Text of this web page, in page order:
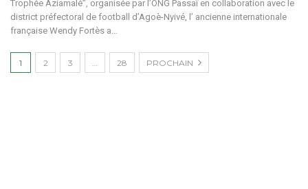
Trophée Aziamalé”, organisée par l’ONG Passaï en collaboration avec le
district préfectoral de football d’Agoè-Nyivé, l’ ancienne internationale
française Wendy Fortès a
1 2 3 28 PROCHAIN